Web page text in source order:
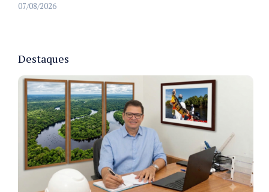
07/08/2026
Destaques